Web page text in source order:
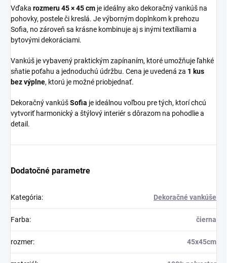
Vďaka rozmeru 45 × 45 cm je ideálny ako dekoračný vankúš na
pohovky, postele či kreslá. Je výborným doplnkom k prehozu
Sofia, no zároveň sa krásne kombinuje aj s inými textíliami a
bytovými dekoráciami.
Vankúš je vybavený praktickým zapínaním, ktoré umožňuje ľahké
sňatie poťahu a jednoduchú údržbu. Cena je uvedená za 1 kus
bez výplne, ktorú je možné priobjednať.
Dekoračný vankúšSofia je ideálnou voľbou pre tých, ktorí chcú
vytvoriť harmonický a štýlový interiér s dôrazom na pohodlie a
detail.
Dodatočné parametre
Kategória: Dekoračné vankúše
Farba: čierna
rozmer: 45x45cm